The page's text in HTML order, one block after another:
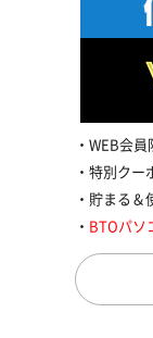
WEB会員
特別クー
貯まる＆
BTOパソ